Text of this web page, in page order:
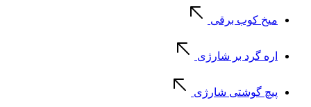
میخ کوب برقی
اره گرد بر شارژی
پیچ گوشتی شارژی